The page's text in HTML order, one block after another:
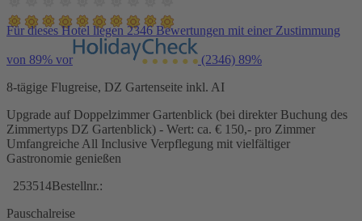
Für dieses Hotel liegen 2346 Bewertungen mit einer Zustimmung
von 89% vor (2346) 89%
8-tägige Flugreise, DZ Gartenseite inkl. AI
Upgrade auf Doppelzimmer Gartenblick (bei direkter Buchung des
Zimmertyps DZ Gartenblick) - Wert: ca. € 150,- pro Zimmer
Umfangreiche All Inclusive Verpflegung mit vielfältiger
Gastronomie genießen
253514Bestellnr.:
Pauschalreise